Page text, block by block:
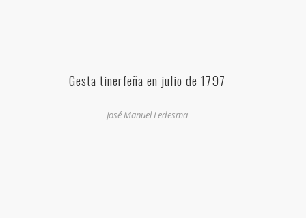
Gesta tinerfeña en julio de 1797
José Manuel Ledesma